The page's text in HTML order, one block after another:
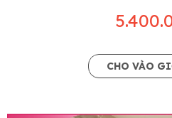
CHO VÀO